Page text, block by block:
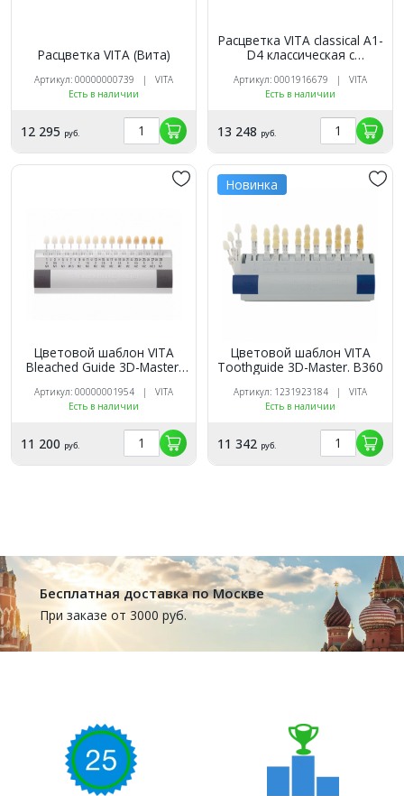
Расцветка VITA (Вита)
Артикул: 00000000739 | VITA
Есть в наличии
12 295 руб.
Расцветка VITA classical A1-
D4 классическая с
Артикул: 0001916679 | VITA
Есть в наличии
13 248 руб.
Цветовой шаблон VITA
Bleached Guide 3D-Master.
Артикул: 00000001954 | VITA
Есть в наличии
11 200 руб.
Новинка
Цветовой шаблон VITA
Toothguide 3D-Master. В360
Артикул: 1231923184 | VITA
Есть в наличии
11 342 руб.
Бесплатная доставка по Москве
При заказе от 3000 руб.